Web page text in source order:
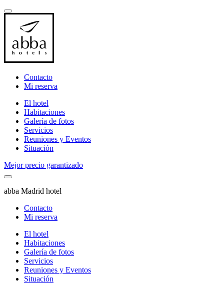
Contacto
Mi reserva
El hotel
Habitaciones
Galería de fotos
Servicios
Reuniones y Eventos
Situación
Mejor precio garantizado
abba Madrid hotel
Contacto
Mi reserva
El hotel
Habitaciones
Galería de fotos
Servicios
Reuniones y Eventos
Situación